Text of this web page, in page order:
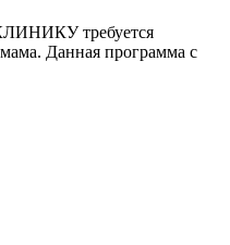
требуется
мама. Данная программа с